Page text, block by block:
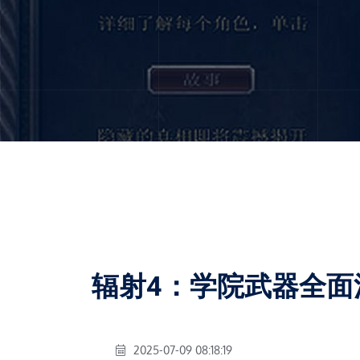
辐射4：学院武器全
2025-07-09 08:18:19